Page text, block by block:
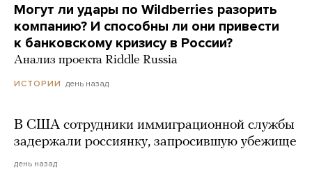
Могут ли удары по Wildberries разорить
компанию? И способны ли они привести
к банковскому кризису в России?
Анализ проекта Riddle Russia
ИСТОРИИ день назад
В США сотрудники иммиграционной службы
задержали россиянку, запросившую убежище
день назад